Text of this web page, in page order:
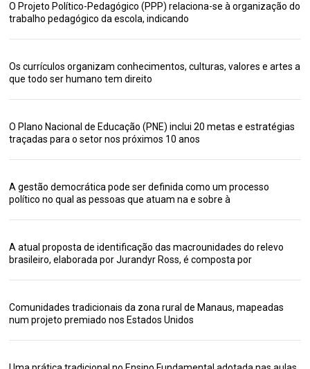
O Projeto Político-Pedagógico (PPP) relaciona-se à organização do
trabalho pedagógico da escola, indicando
Os currículos organizam conhecimentos, culturas, valores e artes a
que todo ser humano tem direito
O Plano Nacional de Educação (PNE) inclui 20 metas e estratégias
traçadas para o setor nos próximos 10 anos
A gestão democrática pode ser definida como um processo
político no qual as pessoas que atuam na e sobre à
A atual proposta de identificação das macrounidades do relevo
brasileiro, elaborada por Jurandyr Ross, é composta por
Comunidades tradicionais da zona rural de Manaus, mapeadas
num projeto premiado nos Estados Unidos